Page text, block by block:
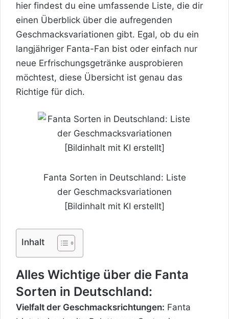
hier findest du eine umfassende Liste, die dir
einen Überblick über die aufregenden
Geschmacksvariationen gibt. Egal, ob du ein
langjähriger Fanta-Fan bist oder einfach nur
neue Erfrischungsgetränke ausprobieren
möchtest, diese Übersicht ist genau das
Richtige für dich.
Fanta Sorten in Deutschland: Liste
der Geschmacksvariationen
[Bildinhalt mit KI erstellt]
Inhalt
Alles Wichtige über die Fanta
Sorten in Deutschland:
Vielfalt der Geschmacksrichtungen: Fanta